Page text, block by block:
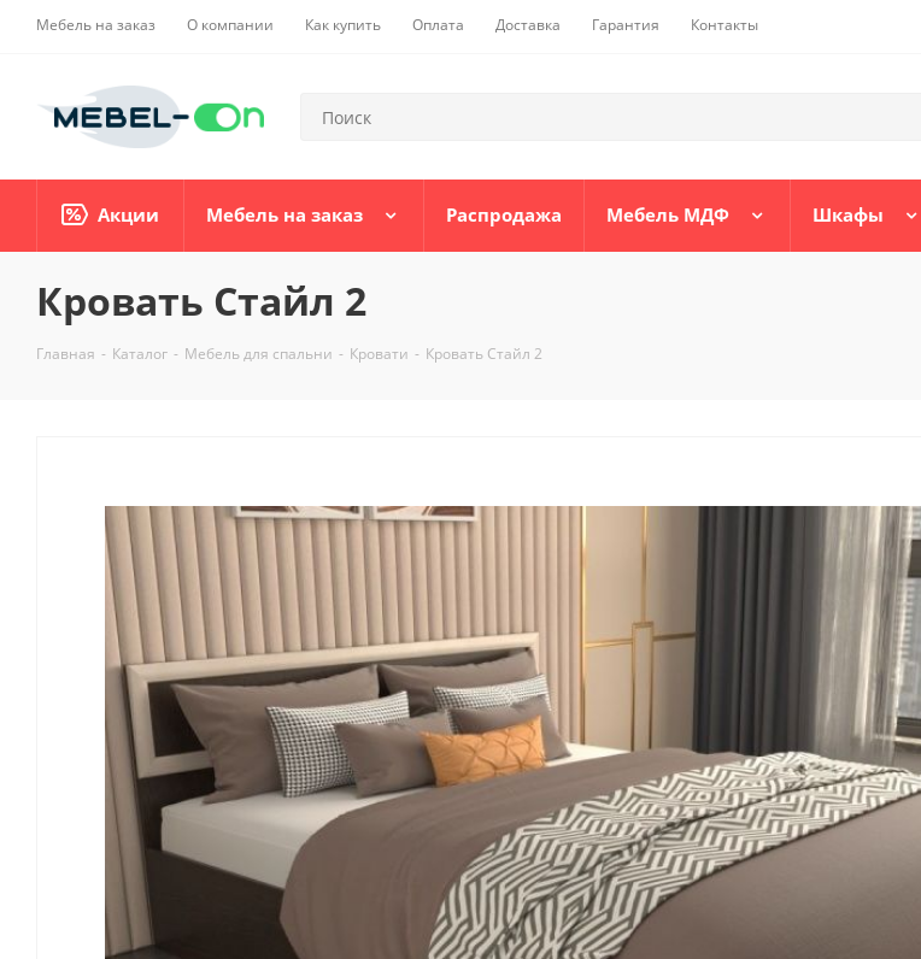
Мебель на заказ О компании Как купить Оплата Доставка Гарантия Контакты
Акции Мебель на заказ Распродажа Мебель МДФ Шкафы
Кровать Стайл 2
Главная - Каталог - Мебель для спальни - Кровати - Кровать Стайл 2